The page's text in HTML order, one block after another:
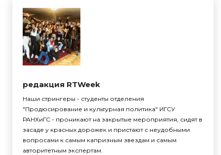
редакция RTWeek
Наши стрингеры - студенты отделения
"Продюсирование и культурная политика" ИГСУ
РАНХиГС - проникают на закрытые мероприятия, сидят в
засаде у красных дорожек и пристают с неудобными
вопросами к самым капризным звездам и самым
авторитетным экспертам.